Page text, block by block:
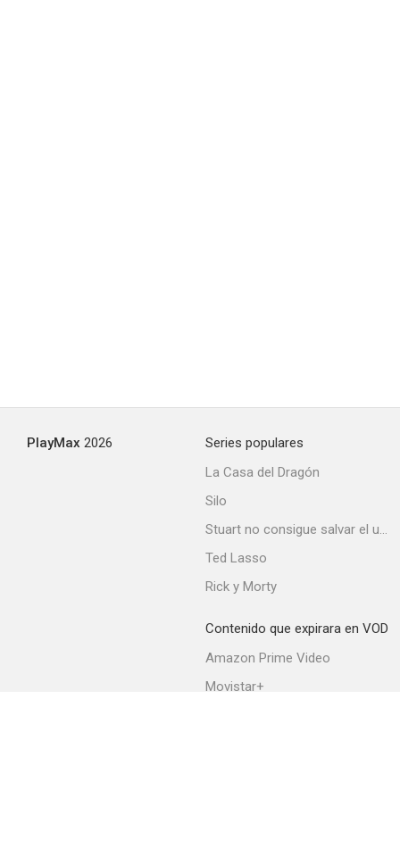
PlayMax 2026
Series populares
La Casa del Dragón
Silo
Stuart no consigue salvar el universo
Ted Lasso
Rick y Morty
Contenido que expirara en VOD
Amazon Prime Video
Movistar+